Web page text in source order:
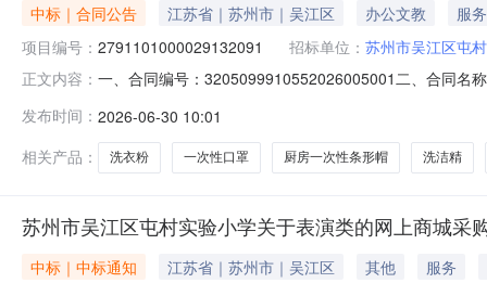
中标｜合同公告 江苏省｜苏州市｜吴江区 办公文教
服务
项目编号： 2791101000029132091 招标单位： 苏州市吴江区屯
正文内容： 一、合同编号：3205099910552026005001二、合同名
址：江苏省苏州市昆山市江苏省昆山开发区顺帆路158
发布时间： 2026-06-30 10:01
相关产品：
洗衣粉 一次性口罩 厨房一次性条形帽 洗洁精
苏州市吴江区屯村实验小学关于表演类的网上商城采
中标｜中标通知 江苏省｜苏州市｜吴江区 其他
服务